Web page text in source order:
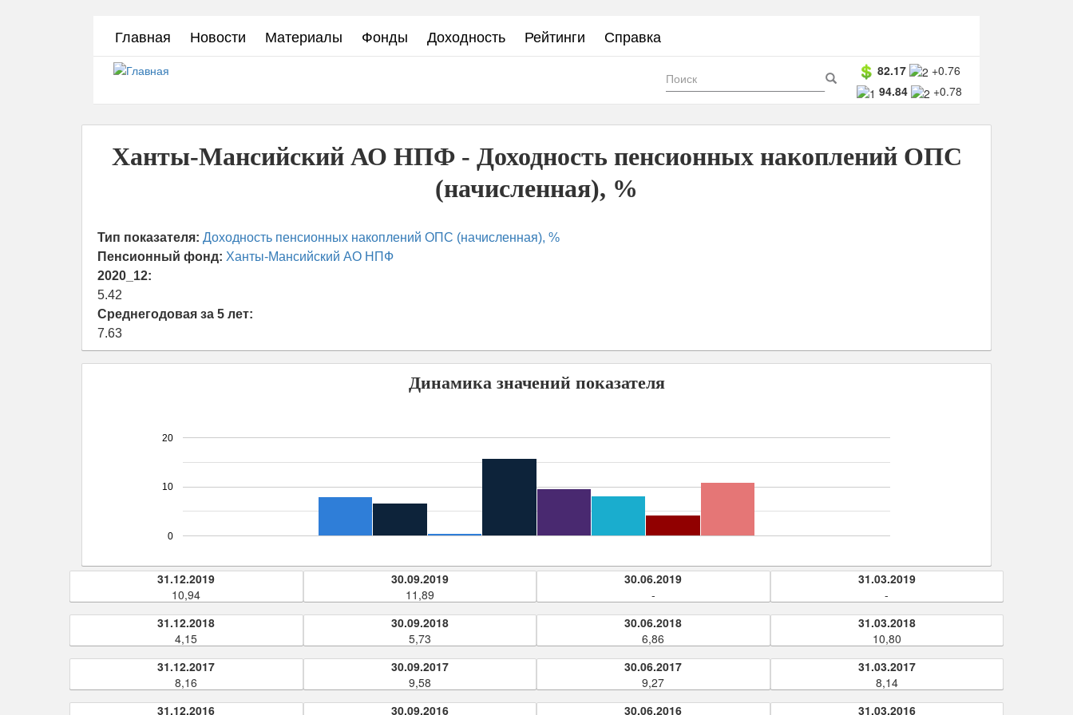
Главная Новости Материалы Фонды Доходность Рейтинги Справка
82.17
+0.76
94.84
+0.78
Форма
поиска Поиск
Ханты-Мансийский АО НПФ - Доходность пенсионных накоплений ОПС
(начисленная), %
Тип показателя: Доходность пенсионных накоплений ОПС (начисленная), %
Пенсионный фонд: Ханты-Мансийский АО НПФ
2020_12:
5.42
Среднегодовая за 5 лет:
7.63
Динамика значений показателя
0
10
20
31.12.2019
10,94
30.09.2019
11,89
30.06.2019
-
31.03.2019
-
31.12.2018
4,15
30.09.2018
5,73
30.06.2018
6,86
31.03.2018
10,80
31.12.2017
8,16
30.09.2017
9,58
30.06.2017
9,27
31.03.2017
8,14
31.12.2016
30.09.2016 30.06.2016 31.03.2016